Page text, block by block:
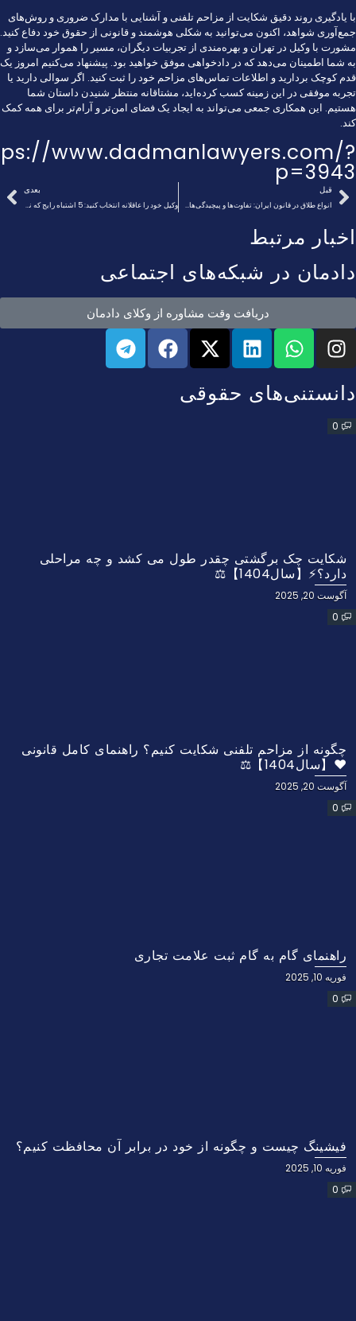
با یادگیری روند دقیق شکایت از مزاحم تلفنی و آشنایی با مدارک ضروری و روش‌های
جمع‌آوری شواهد، اکنون می‌توانید به شکلی هوشمند و قانونی از حقوق خود دفاع کنید.
مشورت با وکیل در تهران و بهره‌مندی از تجربیات دیگران، مسیر را هموار می‌سازد و
به شما اطمینان می‌دهد که در دادخواهی موفق خواهید بود. پیشنهاد می‌کنیم امروز یک
قدم کوچک بردارید و اطلاعات تماس‌های مزاحم خود را ثبت کنید. اگر سوالی دارید یا
تجربه موفقی در این زمینه کسب کرده‌اید، مشتاقانه منتظر شنیدن داستان شما
هستیم. این همکاری جمعی می‌تواند به ایجاد یک فضای امن‌تر و آرام‌تر برای همه کمک
کند.
www.dadmanlawyers.com/?
p=3943
قبل
انواع طلاق در قانون ایران: تفاوت‌ها و پیچیدگی‌ها❤️【سال1404】⚖️
بعدی
وکیل خود را عاقلانه انتخاب کنید: 5 اشتباه رایج که نباید انجام بدید!❤️【سال1404】⚖️
اخبار مرتبط
دادمان در شبکه‌های اجتماعی
دریافت وقت مشاوره از وکلای دادمان
دانستنی‌های حقوقی
0
شکایت چک برگشتی چقدر طول می کشد و چه مراحلی
دارد؟⚡【سال1404】⚖️
آگوست 20, 2025
0
چگونه از مزاحم تلفنی شکایت کنیم؟ راهنمای کامل قانونی
❤️【سال1404】⚖️
آگوست 20, 2025
0
راهنمای گام به گام ثبت علامت تجاری
فوریه 10, 2025
0
فیشینگ چیست و چگونه از خود در برابر آن محافظت کنیم؟
فوریه 10, 2025
0